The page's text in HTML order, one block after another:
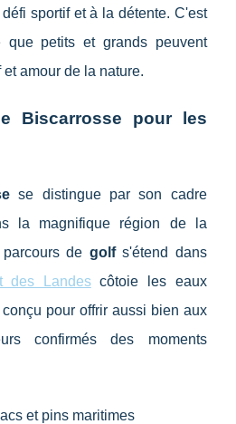
sportif et à la détente. C'est
petits et grands peuvent
amour de la nature.
Biscarrosse pour les
se distingue par son cadre
la magnifique région de la
de golfs'étend dans
des Landescôtoie les eaux
pour offrir aussi bien aux
confirmés des moments
et pins maritimes